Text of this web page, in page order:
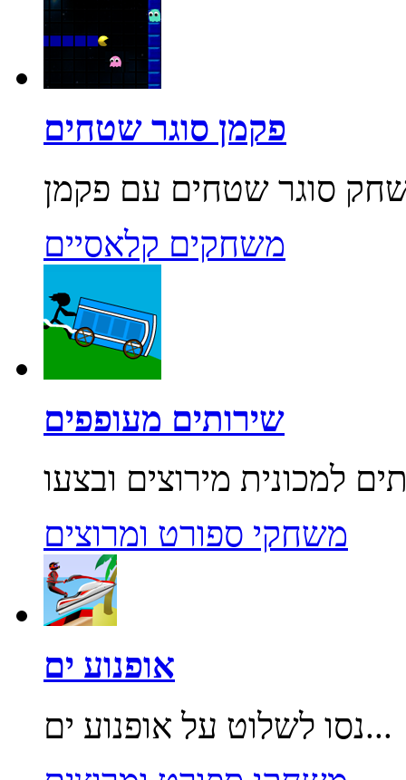
פקמן סוגר שטחים
משחקים קלאסיים
שירותים מעופפים
משחקי ספורט ומרוצים
אופנוע ים
נסו לשלוט על אופנוע ים...